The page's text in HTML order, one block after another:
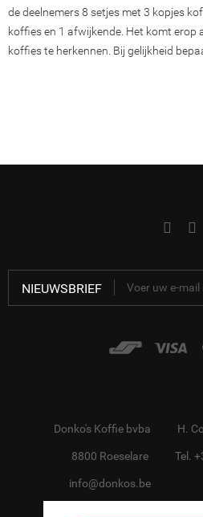
de deelnemers 8 setjes met 3 kopjes
koffies en 1 afwijkende. Het komt erop
koffies te herkennen. Bij gelijkheid
NIEUWSBRIEF
Donko's Koffie bvba H.
8800 Roeselare Tel.
info@donkos.be